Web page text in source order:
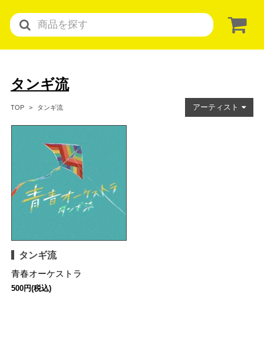
タンギ流
TOP タンギ流 アーティスト
タンギ流
青春オーケストラ
500円(税込)